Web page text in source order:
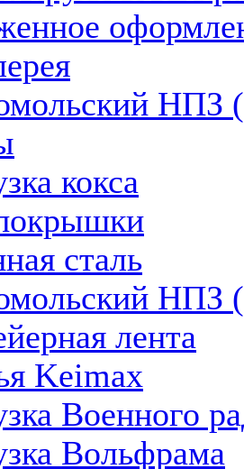
НПЗ
кокса
сталь
НПЗ
лента
Keimax
Военного
Вольфрама